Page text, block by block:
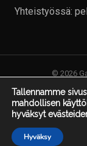
Tallennamme
mahdollisen
hyväksyt
Hyväksy
Yhteistyössä:
© 2026